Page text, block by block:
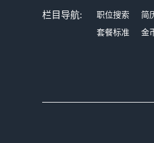
栏目导航: 职位搜索 简
套餐标准
金